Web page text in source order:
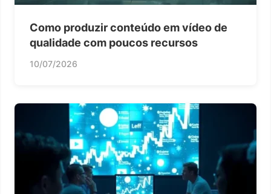
Como produzir conteúdo em vídeo de
qualidade com poucos recursos
10/07/2026